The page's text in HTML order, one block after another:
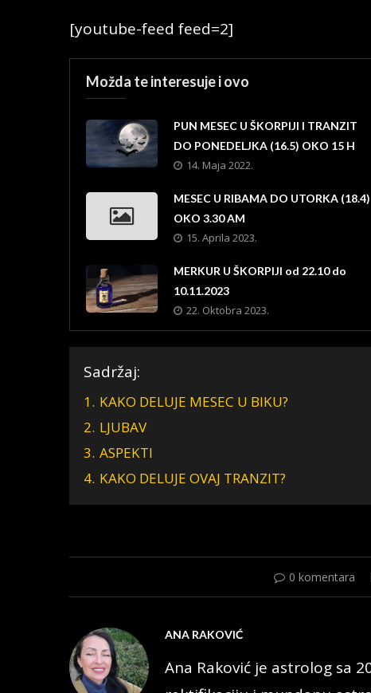
[youtube-feed feed=2]
Možda te interesuje i ovo
PUN MESEC U ŠKORPIJI I TRANZIT
DO PONEDELJKA (16.5) OKO 15 H
14. Maja 2022.
MESEC U RIBAMA DO UTORKA (18.4)
OKO 3.30 AM
15. Aprila 2023.
MERKUR U ŠKORPIJI od 22.10 do
10.11.2023
22. Oktobra 2023.
Sadržaj:
1. KAKO DELUJE MESEC U BIKU?
2. LJUBAV
3. ASPEKTI
4. KAKO DELUJE OVAJ TRANZIT?
0 komentara
ANA RAKOVIĆ
Ana Raković je astrolog sa